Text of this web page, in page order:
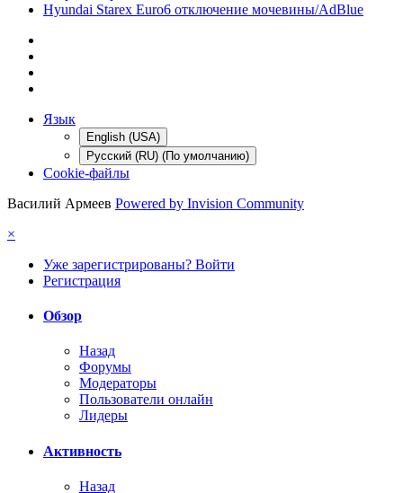
Hyundai Starex Euro6 отключение мочевины/AdBlue
Язык
English (USA)
Русский (RU) (По умолчанию)
Cookie-файлы
Василий Армеев Powered by Invision Community
×
Уже зарегистрированы? Войти
Регистрация
Обзор
Назад
Форумы
Модераторы
Пользователи онлайн
Лидеры
Активность
Назад